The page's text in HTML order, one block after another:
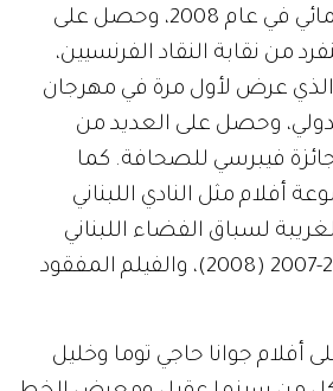
لمهرجان كان السينمائي في عام 2008، وحصل على
من نقابة النقاد الفرنسيين،
آخر" (2005)، والذي عرض لأول مرة في مهرجان
وحصل على العديد من
فيبرسي للصحافة. كما
مثل النادي اللبناني
لسباق الفضاء اللبناني
(2012)، والخيام 2000-2007 (2008)، والفيلم المفقود
أفلام جوانا حاجي توما وخليل